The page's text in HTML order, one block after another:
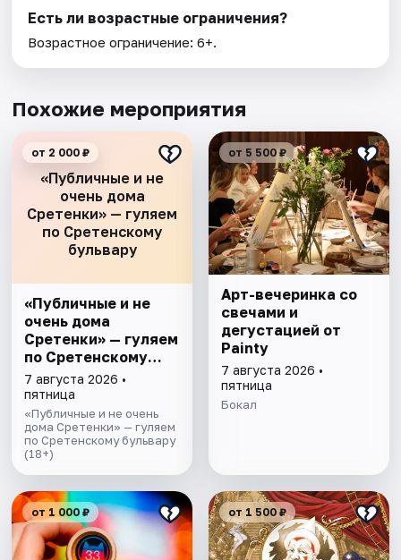
Есть ли возрастные ограничения?
Возрастное ограничение: 6+.
Похожие мероприятия
«Публичные и не
очень дома
Сретенки» — гуляем
по Сретенскому
бульвару
от 2 000 ₽
«Публичные и не
очень дома
Сретенки» — гуляем
по Сретенскому
бульвару
7 августа 2026 •
пятница
«Публичные и не очень
дома Сретенки» — гуляем
по Сретенскому бульвару
(18+)
от 5 500 ₽
Арт-вечеринка со
свечами и
дегустацией от
Painty
7 августа 2026 •
пятница
Бокал
от 1 000 ₽ от 1 500 ₽